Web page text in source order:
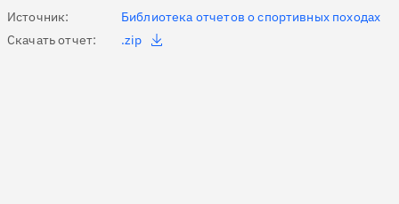
Источник:
Библиотека отчетов о спортивных походах
Скачать отчет:
.zip